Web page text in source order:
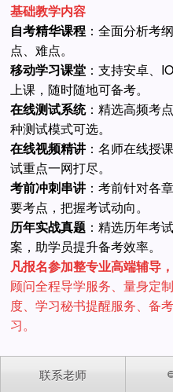
基础教学内容
自考精华课程：全面分析考
点、难点。
移动学习课堂：支持安卓、
上课，随时随地可备考。
在线测试系统：精选高频考
种测试模式可选。
在线视频精讲：名师在线授
试重点一网打尽。
考前冲刺串讲：考前针对各
要考点，把握考试动向。
历年实战真题：精选历年考
案，助学员提升备考效率。
凡报名参加整专业高端辅导
顾问全程导学服务、量身定
度、学习秘书提醒服务、备
习。
多款班型总有一款适合您，
联系老师